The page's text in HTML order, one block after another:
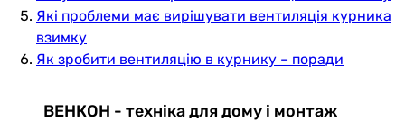
Які проблеми має вирішувати вентиляція курника
взимку
Як зробити вентиляцію в курнику – поради
ВЕНКОН - техніка для дому і монтаж